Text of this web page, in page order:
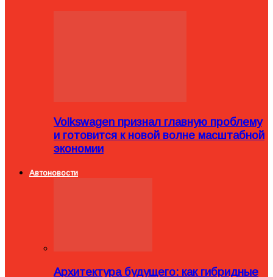
Volkswagen признал главную проблему
и готовится к новой волне масштабной
экономии
Автоновости
Архитектура будущего: как гибридные